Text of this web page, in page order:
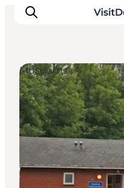
Inspiratie
Bestemmingen
Wat te doen
Accommodaties
Plan je reis
Museums